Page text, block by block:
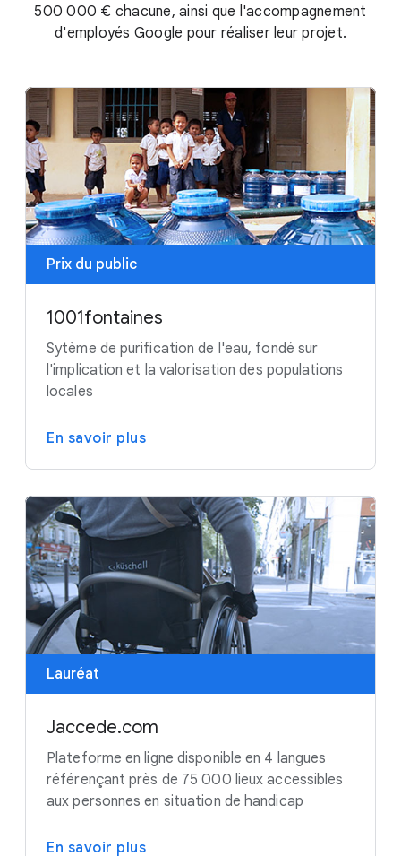
500 000 € chacune,ainsi que l'accompagnement
d'employés Google pour réaliser leur projet.
Prix du public
1001fontaines
Sytème de purification de l'eau, fondé sur
l'implication et la valorisation des populations
locales
En savoir plus
Lauréat
Jaccede.com
Plateforme en ligne disponible en 4 langues
référençant près de 75 000 lieux accessibles
aux personnes en situation de handicap
En savoir plus